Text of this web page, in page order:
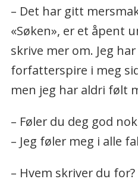
– Det har gitt
«Søken», er et åpent
skrive mer om. Jeg
forfatterspire i meg
men jeg har aldri følt
– Føler du deg god
– Jeg føler meg i alle
– Hvem skriver du for?